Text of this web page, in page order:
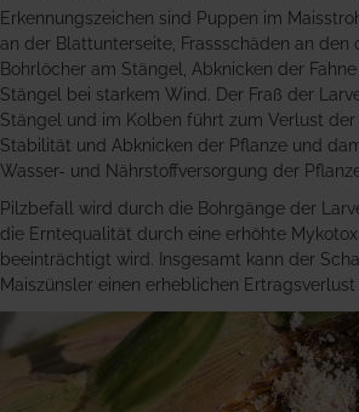
Erkennungszeichen sind Puppen im
an der Blattunterseite, Frassschäden an den
Bohrlöcher am Stängel, Abknicken der
Stängel bei starkem Wind. Der Fraß der
Stängel und im Kolben führt zum Verlust
Stabilität und Abknicken der Pflanze und
Wasser- und Nährstoffversorgung der
Pilzbefall wird durch die Bohrgänge der
die Erntequalität durch eine erhöhte
beeinträchtigt wird. Insgesamt kann der
Maiszünsler einen erheblichen